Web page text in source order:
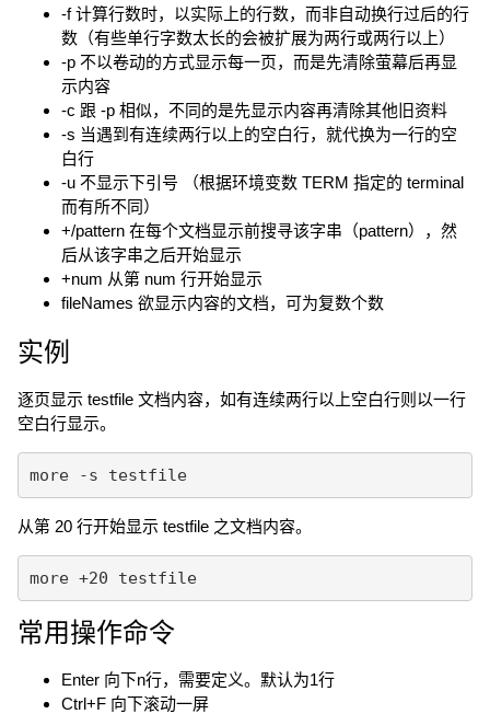
-f 计算行数时，以实际上的行数，而非自动换行过后的行
数（有些单行字数太长的会被扩展为两行或两行以上）
-p 不以卷动的方式显示每一页，而是先清除萤幕后再显
示内容
-c 跟 -p 相似，不同的是先显示内容再清除其他旧资料
-s 当遇到有连续两行以上的空白行，就代换为一行的空
白行
-u 不显示下引号 （根据环境变数 TERM 指定的 terminal
而有所不同）
+/pattern 在每个文档显示前搜寻该字串（pattern），然
后从该字串之后开始显示
+num 从第 num 行开始显示
fileNames 欲显示内容的文档，可为复数个数
实例
逐页显示 testfile 文档内容，如有连续两行以上空白行则以一行
空白行显示。
more -s testfile
从第 20 行开始显示 testfile 之文档内容。
more +20 testfile
常用操作命令
Enter 向下n行，需要定义。默认为1行
Ctrl+F 向下滚动一屏